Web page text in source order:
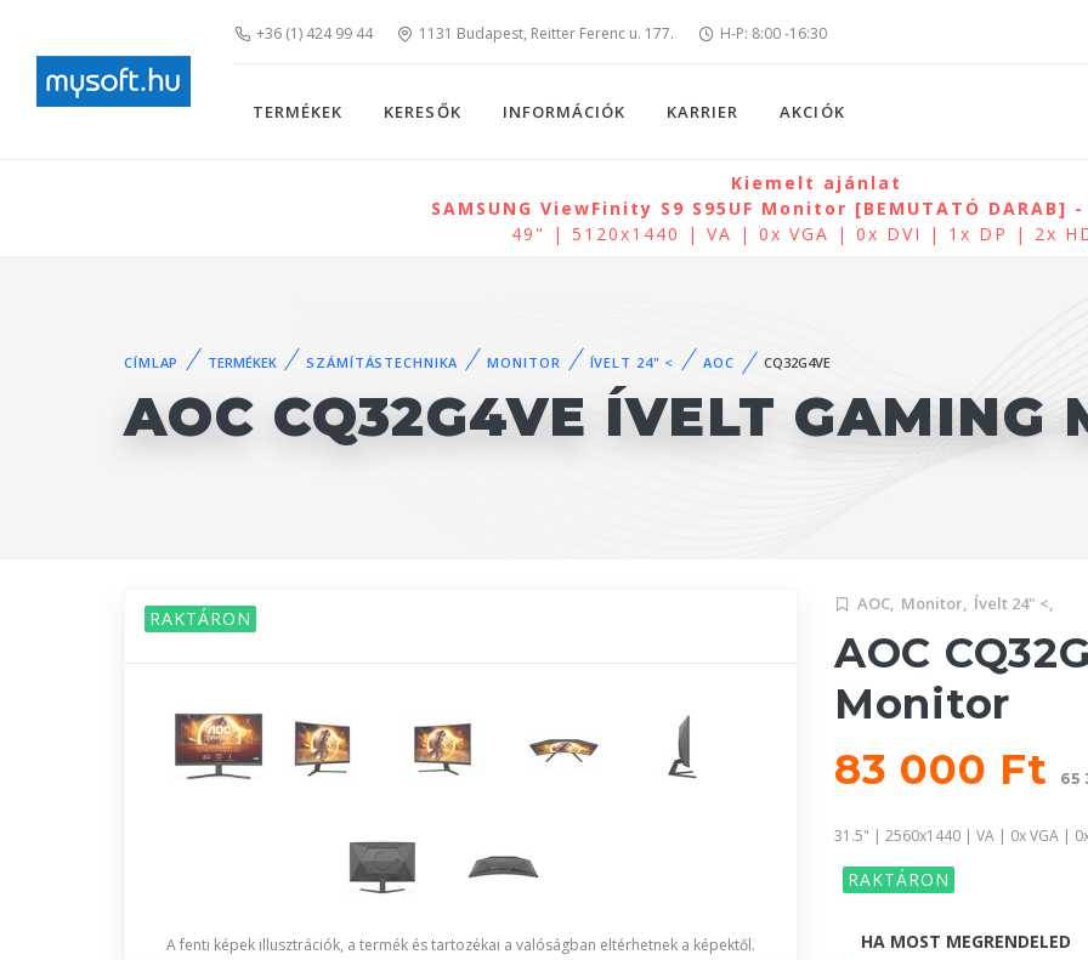
+36 (1) 424 99 44 1131 Budapest, Reitter Ferenc u. 177. H-P: 8:00 -16:30
TERMÉKEK KERESŐK INFORMÁCIÓK KARRIER AKCIÓK
Kiemelt ajánlat
SAMSUNG ViewFinity S9 S95UF Monitor [BEMUTATÓ DARAB]
49" | 5120x1440 | VA | 0x VGA | 0x DVI | 1x DP | 2x
CÍMLAP TERMÉKEK SZÁMÍTÁSTECHNIKA MONITOR ÍVELT 24" < AOC CQ32G4VE
AOC CQ32G4VE ÍVELT GAMING
RAKTÁRON
A fenti képek illusztrációk, a termék és tartozékai a valóságban eltérhetnek a képektől.
AOC, Monitor, Ívelt 24" <,
AOC
Monitor
83 000 Ft
65
31.5" | 2560x1440 | VA | 0x VGA |
RAKTÁRON
HA MOST MEGRENDELED